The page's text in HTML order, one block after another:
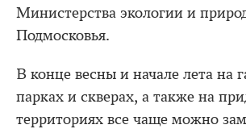
Министерства экологии и
Подмосковья.
В конце весны и начале лета на
парках и скверах, а также на
территориях все чаще можно